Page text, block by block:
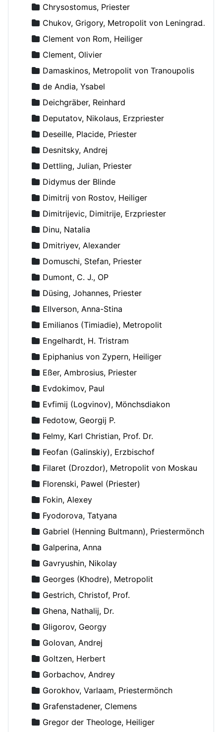
Chrysostomus, Priester
Chukov, Grigory, Metropolit von Leningrad und Novgorod
Clement von Rom, Heiliger
Clement, Olivier
Damaskinos, Metropolit von Tranoupolis
de Andia, Ysabel
Deichgräber, Reinhard
Deputatov, Nikolaus, Erzpriester
Deseille, Placide, Priester
Desnitsky, Andrej
Dettling, Julian, Priester
Didymus der Blinde
Dimitrij von Rostov, Heiliger
Dimitrijevic, Dimitrije, Erzpriester
Dinu, Natalia
Dmitriyev, Alexander
Domuschi, Stefan, Priester
Dumont, C. J., OP
Düsing, Johannes, Priester
Ellverson, Anna-Stina
Emilianos (Timiadie), Metropolit
Engelhardt, H. Tristram
Epiphanius von Zypern, Heiliger
Eßer, Ambrosius, Priester
Evdokimov, Paul
Evfimij (Logvinov), Mönchsdiakon
Fedotow, Georgij P.
Felmy, Karl Christian, Prof. Dr.
Feofan (Galinskiy), Erzbischof
Filaret (Drozdor), Metropolit von Moskau
Florenski, Pawel (Priester)
Fokin, Alexey
Fyodorova, Tatyana
Gabriel (Henning Bultmann), Priestermönch
Galperina, Anna
Gavryushin, Nikolay
Georges (Khodre), Metropolit
Gestrich, Christof, Prof.
Ghena, Nathalij, Dr.
Gligorov, Georgy
Golovan, Andrej
Goltzen, Herbert
Gorbachov, Andrey
Gorokhov, Varlaam, Priestermönch
Grafenstadener, Clemens
Gregor der Theologe, Heiliger